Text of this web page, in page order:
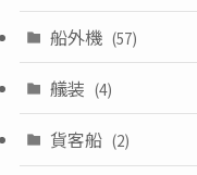
船外機 (57)
艤装 (4)
貨客船 (2)